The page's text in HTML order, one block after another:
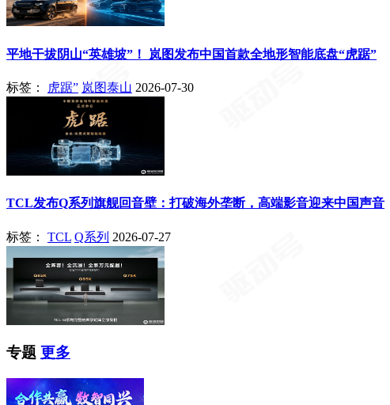
平地干拔阴山“英雄坡”！ 岚图发布中国首款全地形智能底盘“虎踞”
标签： 虎踞” 岚图泰山 2026-07-30
TCL发布Q系列旗舰回音壁：打破海外垄断，高端影音迎来中国声音
标签： TCL Q系列 2026-07-27
专题 更多